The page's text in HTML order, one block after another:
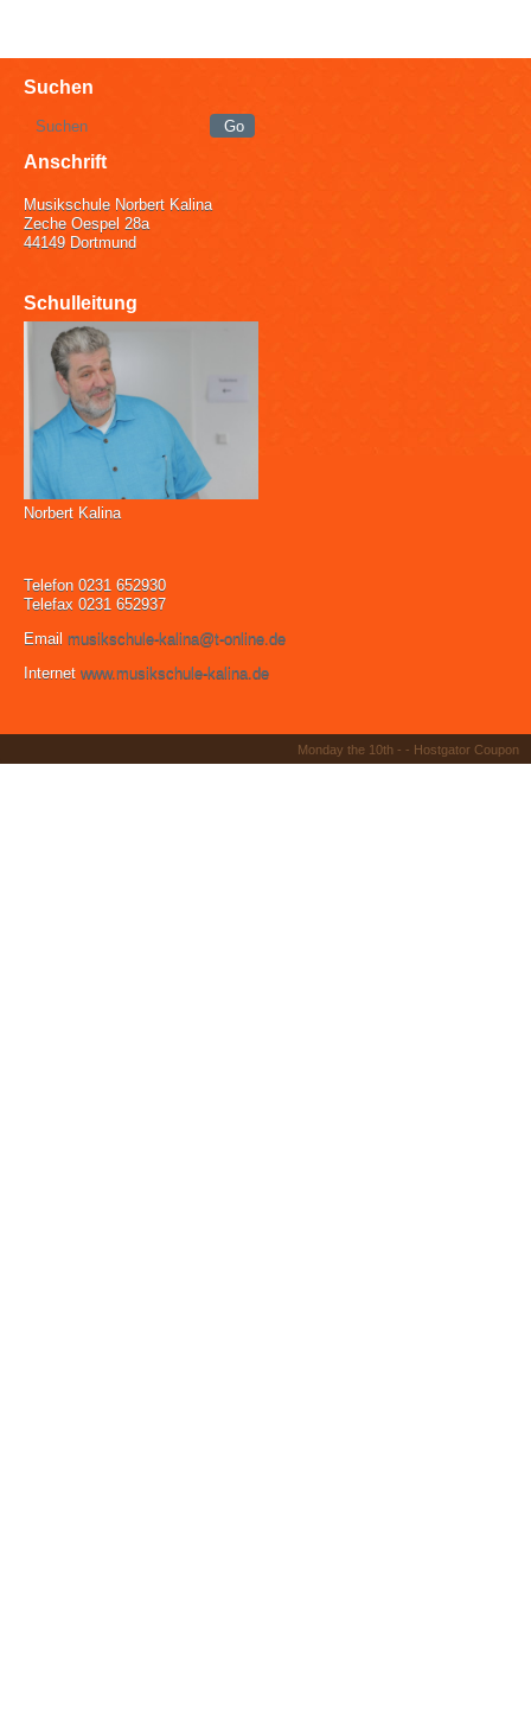
Monday the 10th - - Hostgator Coupon
Suchen
Anschrift
Musikschule Norbert Kalina
Zeche Oespel 28a
44149 Dortmund
Schulleitung
Norbert Kalina
Telefon 0231 652930
Telefax 0231 652937
Email musikschule-kalina@t-online.de
Internet www.musikschule-kalina.de